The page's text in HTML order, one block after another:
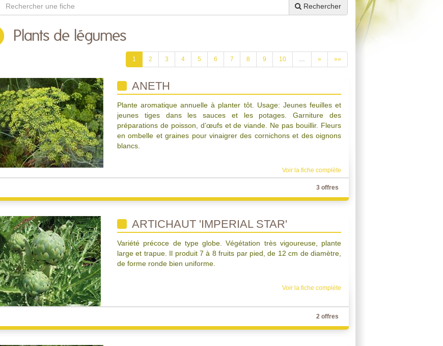
Rechercher
Plants de légumes
1 2 3 4 5 6 7 8 9 10 … » »»
ANETH
Plante aromatique annuelle à planter tôt. Usage: Jeunes feuilles et
jeunes tiges dans les sauces et les potages. Garniture des
préparations de poisson, d’œufs et de viande. Ne pas bouillir. Fleurs
en ombelle et graines pour vinaigrer des cornichons et des oignons
blancs.
Voir la fiche complète
3 offres
ARTICHAUT 'IMPERIAL STAR'
Variété précoce de type globe. Végétation très vigoureuse, plante
large et trapue. Il produit 7 à 8 fruits par pied, de 12 cm de diamètre,
de forme ronde bien uniforme.
Voir la fiche complète
2 offres